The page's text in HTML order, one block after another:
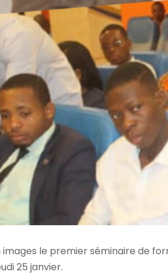
le premier séminaire de
25 janvier.